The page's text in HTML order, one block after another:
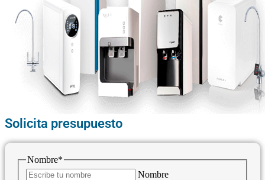
Solicita presupuesto
Nombre*
Nombre